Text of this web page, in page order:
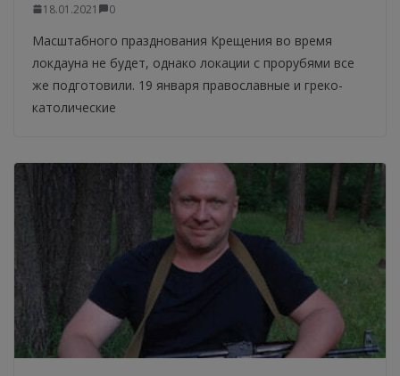
18.01.2021 0
Масштабного празднования Крещения во время
локдауна не будет, однако локации с прорубями все
же подготовили. 19 января православные и греко-
католические